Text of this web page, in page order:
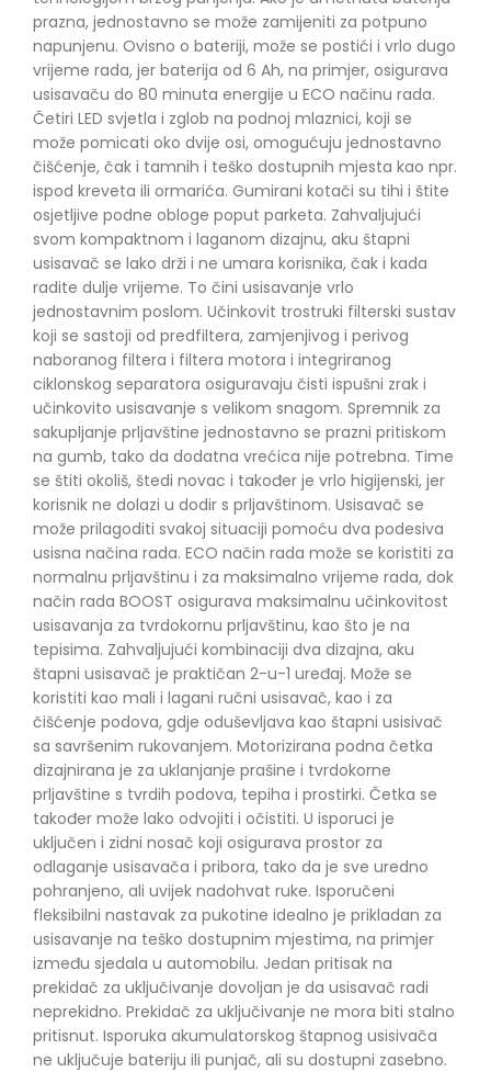
prazna, jednostavno se može zamijeniti za potpuno
napunjenu. Ovisno o bateriji, može se postići i vrlo dugo
vrijeme rada, jer baterija od 6 Ah, na primjer, osigurava
usisavaču do 80 minuta energije u ECO načinu rada.
Četiri LED svjetla i zglob na podnoj mlaznici, koji se
može pomicati oko dvije osi, omogućuju jednostavno
čišćenje, čak i tamnih i teško dostupnih mjesta kao npr.
ispod kreveta ili ormarića. Gumirani kotači su tihi i štite
osjetljive podne obloge poput parketa. Zahvaljujući
svom kompaktnom i laganom dizajnu, aku štapni
usisavač se lako drži i ne umara korisnika, čak i kada
radite dulje vrijeme. To čini usisavanje vrlo
jednostavnim poslom. Učinkovit trostruki filterski sustav
koji se sastoji od predfiltera, zamjenjivog i perivog
naboranog filtera i filtera motora i integriranog
ciklonskog separatora osiguravaju čisti ispušni zrak i
učinkovito usisavanje s velikom snagom. Spremnik za
sakupljanje prljavštine jednostavno se prazni pritiskom
na gumb, tako da dodatna vrećica nije potrebna. Time
se štiti okoliš, štedi novac i također je vrlo higijenski, jer
korisnik ne dolazi u dodir s prljavštinom. Usisavač se
može prilagoditi svakoj situaciji pomoću dva podesiva
usisna načina rada. ECO način rada može se koristiti za
normalnu prljavštinu i za maksimalno vrijeme rada, dok
način rada BOOST osigurava maksimalnu učinkovitost
usisavanja za tvrdokornu prljavštinu, kao što je na
tepisima. Zahvaljujući kombinaciji dva dizajna, aku
štapni usisavač je praktičan 2-u-1 uređaj. Može se
koristiti kao mali i lagani ručni usisavač, kao i za
čišćenje podova, gdje oduševljava kao štapni usisivač
sa savršenim rukovanjem. Motorizirana podna četka
dizajnirana je za uklanjanje prašine i tvrdokorne
prljavštine s tvrdih podova, tepiha i prostirki. Četka se
također može lako odvojiti i očistiti. U isporuci je
uključen i zidni nosač koji osigurava prostor za
odlaganje usisavača i pribora, tako da je sve uredno
pohranjeno, ali uvijek nadohvat ruke. Isporučeni
fleksibilni nastavak za pukotine idealno je prikladan za
usisavanje na teško dostupnim mjestima, na primjer
između sjedala u automobilu. Jedan pritisak na
prekidač za uključivanje dovoljan je da usisavač radi
neprekidno. Prekidač za uključivanje ne mora biti stalno
pritisnut. Isporuka akumulatorskog štapnog usisivača
ne uključuje bateriju ili punjač, ​​ali su dostupni zasebno.